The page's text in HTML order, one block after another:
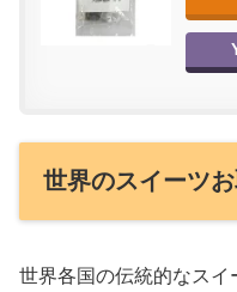
世界のスイーツ
世界各国の伝統的なスイ